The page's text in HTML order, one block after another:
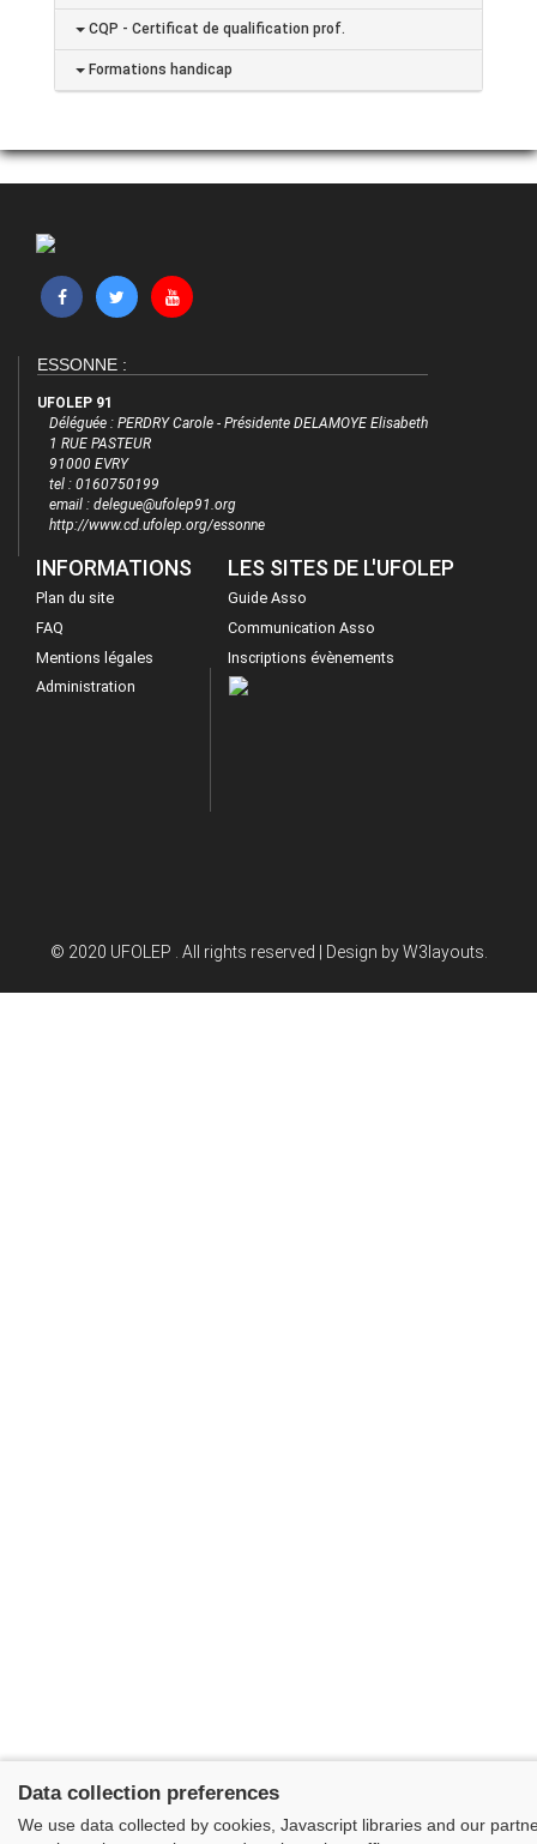
CQP - Certificat de qualification prof.
Formations handicap
ESSONNE :
UFOLEP 91
Déléguée : PERDRY Carole - Présidente DELAMOYE Elisabeth
1 RUE PASTEUR
91000 EVRY
tel : 0160750199
email : delegue@ufolep91.org
http://www.cd.ufolep.org/essonne
INFORMATIONS
Plan du site
FAQ
Mentions légales
Administration
LES SITES DE L'UFOLEP
Guide Asso
Communication Asso
Inscriptions évènements
© 2020 UFOLEP . All rights reserved | Design byW3layouts.
Data collection preferences
We use data collected by cookies, Javascript libraries and our